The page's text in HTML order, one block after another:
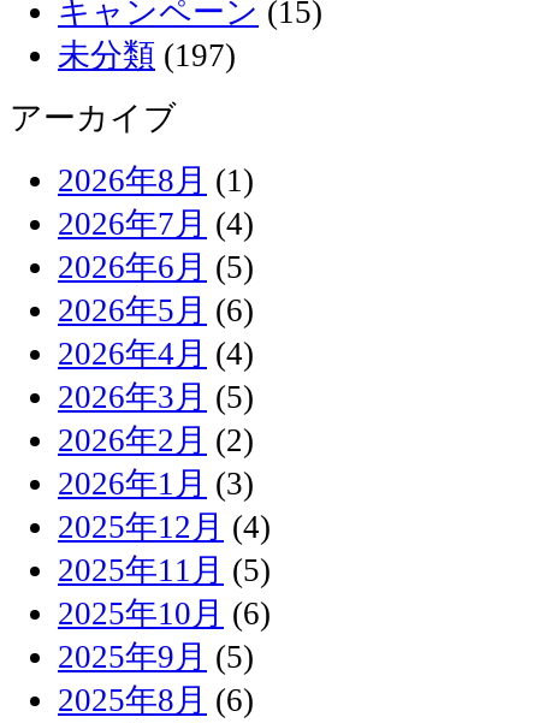
キャンペーン (15)
未分類 (197)
アーカイブ
2026年8月 (1)
2026年7月 (4)
2026年6月 (5)
2026年5月 (6)
2026年4月 (4)
2026年3月 (5)
2026年2月 (2)
2026年1月 (3)
2025年12月 (4)
2025年11月 (5)
2025年10月 (6)
2025年9月 (5)
2025年8月 (6)